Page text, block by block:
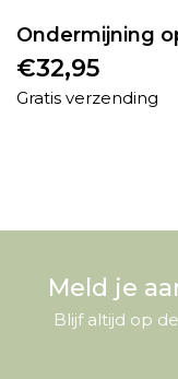
Ondermijning
€32,95
Gratis verzending
Meld je
Blijf altijd op